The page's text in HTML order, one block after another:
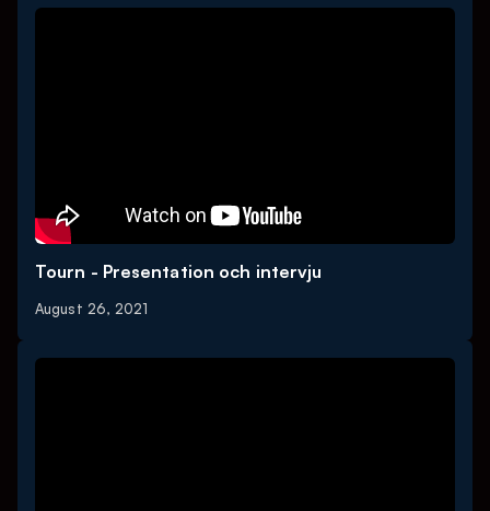
Tourn - Presentation och intervju
August 26, 2021